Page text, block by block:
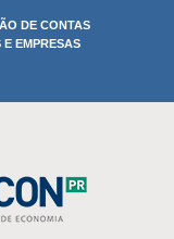
DE CONTAS
EMPRESAS